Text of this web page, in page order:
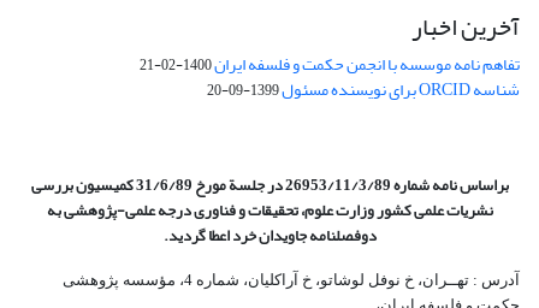
آخرین اخبار
تفاهم نامه موسسه با انجمن حکمت و فلسفه ایران1400-02-21
شناسه ORCID برای نویسنده مسئول 1399-09-20
براساس نامه شماره 26953/11/3/89 در جلسة مورخ 31/6/89 کمیسیون
بررسی
نشریات علمی کشور وزارت علوم، تحقیقات و فناوری درجه علمی‌-پژوهشیبه
دوفصلنامه جاویدان خرد اعطا گردید.
آدرس : تهــران، خ نوفل لوشاتو، خ آراکلیان، شماره 4،‌ مؤسسه پژوهشی